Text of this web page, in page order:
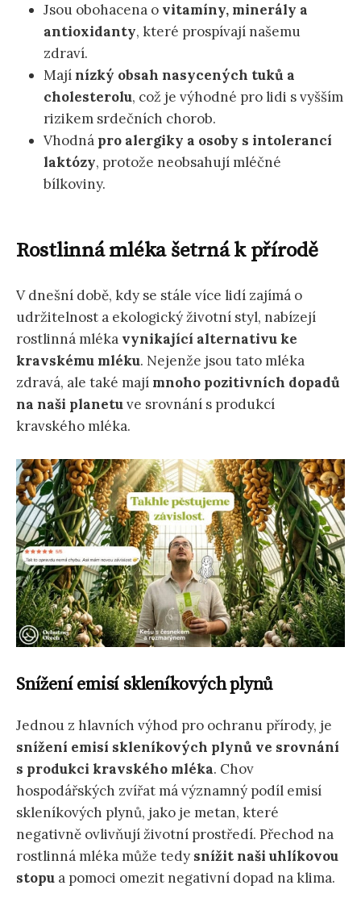
Jsou obohacena o vitamíny, minerály a
antioxidanty, které prospívají našemu
zdraví.
Majínízký obsah nasycených tuků a
cholesterolu, což je výhodné pro lidi s vyšším
rizikem srdečních chorob.
Vhodná pro alergiky a osoby s intolerancí
laktózy, protože neobsahují mléčné
bílkoviny.
Rostlinná mléka šetrná k přírodě
V dnešní době, kdy se stále více lidí zajímá o
udržitelnost a ekologický životní styl, nabízejí
rostlinná mléka vynikající alternativu ke
kravskému mléku. Nejenže jsou tato mléka
zdravá, ale také mají mnoho pozitivních dopadů
na naši planetuve srovnání s produkcí
kravského mléka.
Snížení emisí skleníkových plynů
Jednou z hlavních výhod pro ochranu přírody, je
snížení emisí skleníkových plynů ve srovnání
s produkci kravského mléka. Chov
hospodářských zvířat má významný podíl emisí
skleníkových plynů, jako je metan, které
negativně ovlivňují životní prostředí. Přechod na
rostlinná mléka může tedy snížit naši uhlíkovou
stopu a pomoci omezit negativní dopad na klima.